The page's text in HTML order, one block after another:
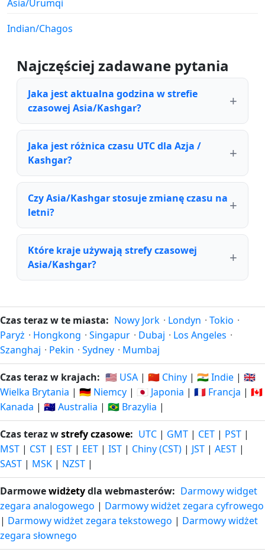
Asia/Urumqi
Indian/Chagos
Najczęściej zadawane pytania
Jaka jest aktualna godzina w strefie
czasowej Asia/Kashgar?
Jaka jest różnica czasu UTC dla Azja /
Kashgar?
Czy Asia/Kashgar stosuje zmianę czasu na
letni?
Które kraje używają strefy czasowej
Asia/Kashgar?
Czas teraz w te miasta: Nowy Jork · Londyn · Tokio ·
Paryż · Hongkong · Singapur · Dubaj · Los Angeles ·
Szanghaj · Pekin · Sydney · Mumbaj
Czas teraz w krajach: 🇺🇸 USA | 🇨🇳 Chiny | 🇮🇳 Indie | 🇬🇧
Wielka Brytania | 🇩🇪 Niemcy | 🇯🇵 Japonia | 🇫🇷 Francja | 🇨🇦
Kanada | 🇦🇺 Australia | 🇧🇷 Brazylia |
Czas teraz wstrefy czasowe: UTC | GMT | CET | PST |
MST | CST | EST | EET | IST | Chiny (CST) | JST | AEST |
SAST | MSK | NZST |
Darmowewidżetydla webmasterów: Darmowy widget
zegara analogowego | Darmowy widżet zegara cyfrowego
| Darmowy widżet zegara tekstowego | Darmowy widżet
zegara słownego